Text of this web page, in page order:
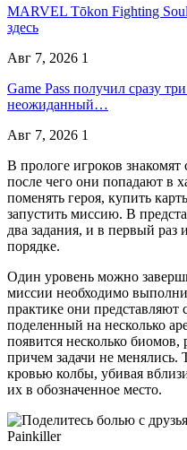
MARVEL Tōkon Fighting
здесь
Авг 7, 2026 1
Game Pass получил сразу
неожиданный…
Авг 7, 2026 1
В прологе игроков
после чего они попадают в
поменять героя, купить
запустить миссию. В
два задания, и в первый раз
порядке.
Один уровень можно
миссии необходимо
практике они представляют
поделенный на несколько
появится несколько
причем задачи не менялись.
кровью колбы, убивая
их в обозначенное место.